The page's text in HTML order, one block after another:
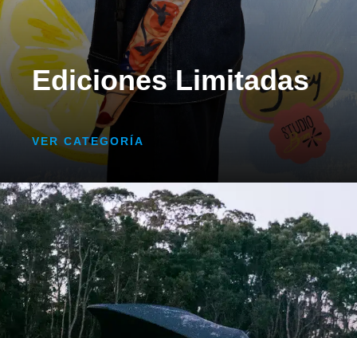
Ediciones Limitadas
VER CATEGORÍA